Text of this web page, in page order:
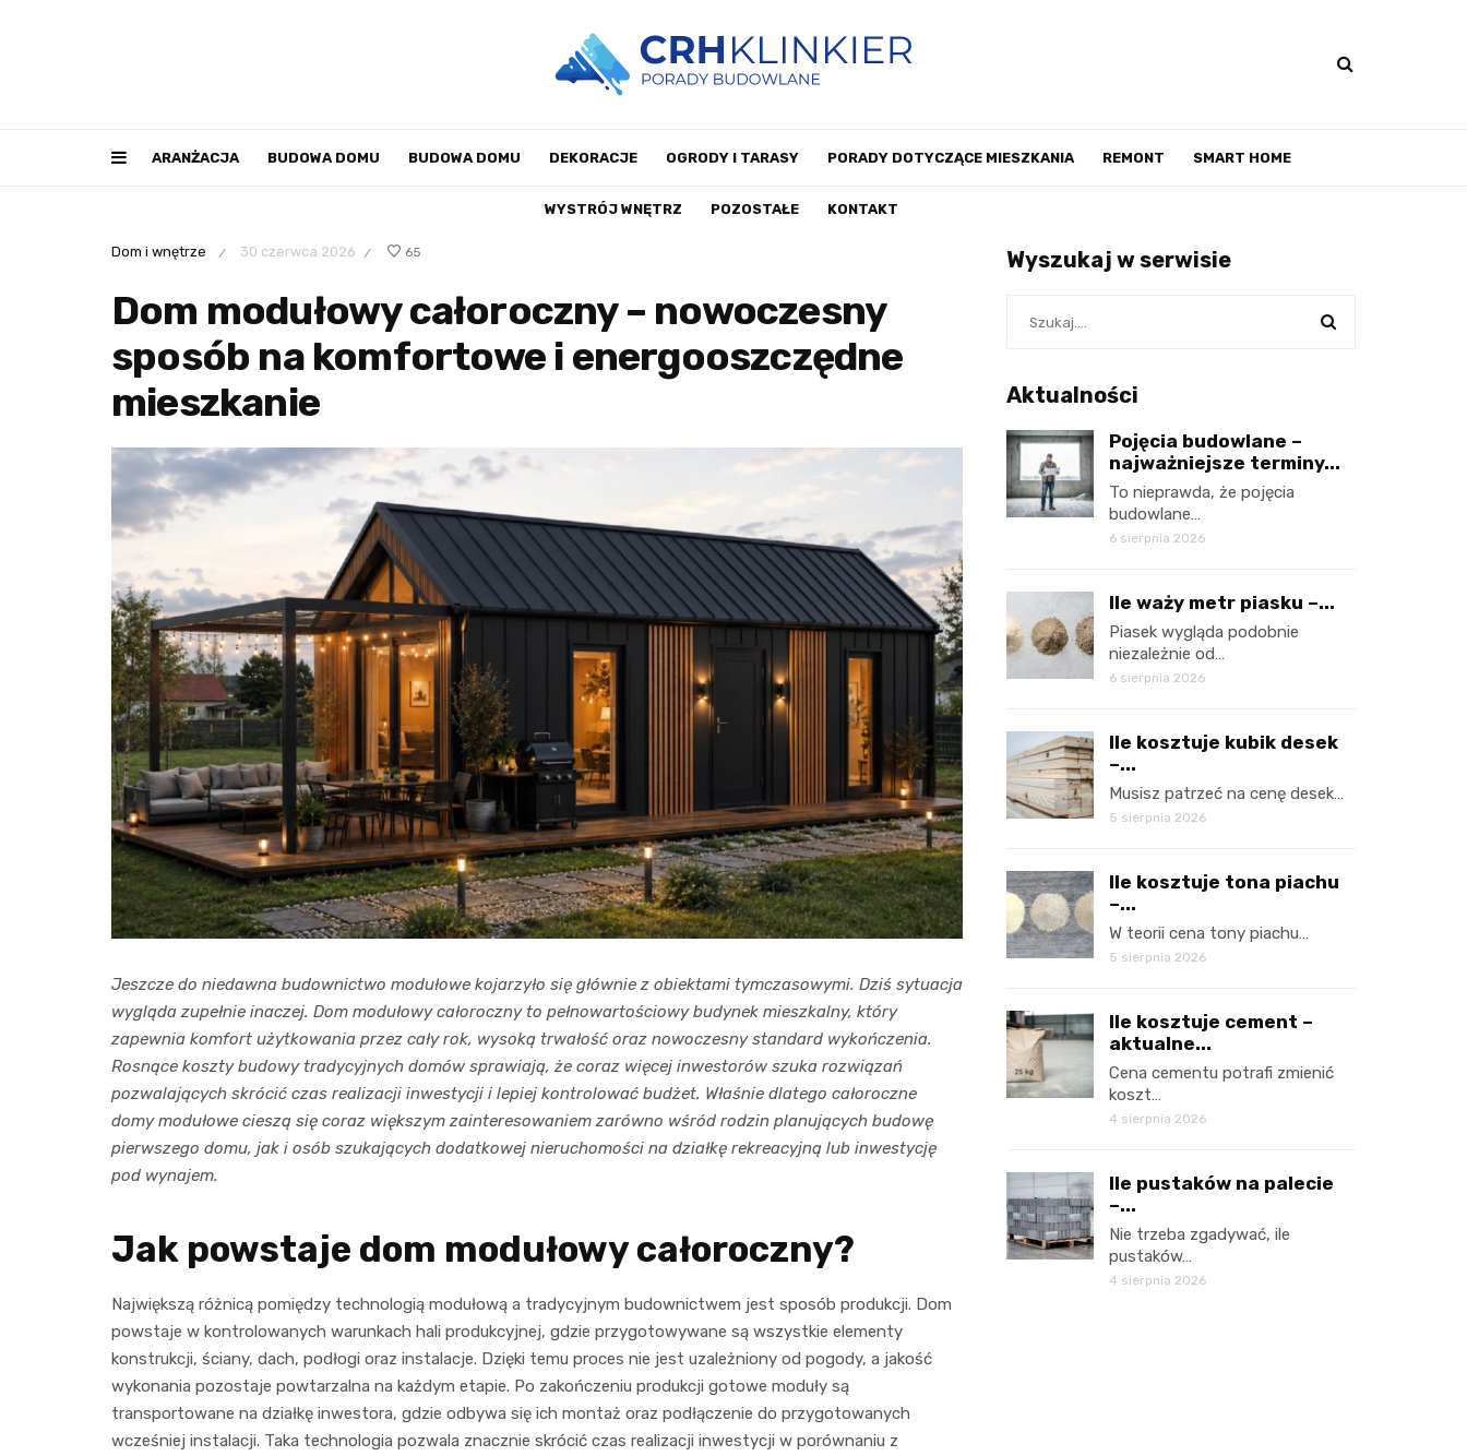
ARANŻACJA BUDOWA DOMU BUDOWA DOMU DEKORACJE OGRODY I TARASY PORADY DOTYCZĄCE MIESZKANIA REMONT SMART HOME
WYSTRÓJ WNĘTRZ POZOSTAŁE KONTAKT
Dom i wnętrze / 30 czerwca 2026 / 65
Dom modułowy całoroczny – nowoczesny
sposób na komfortowe i energooszczędne
mieszkanie
Jeszcze do niedawna budownictwo modułowe kojarzyło się głównie z obiektami tymczasowymi. Dziś sytuacja
wygląda zupełnie inaczej. Dom modułowy całoroczny to pełnowartościowy budynek mieszkalny, który
zapewnia komfort użytkowania przez cały rok, wysoką trwałość oraz nowoczesny standard wykończenia.
Rosnące koszty budowy tradycyjnych domów sprawiają, że coraz więcej inwestorów szuka rozwiązań
pozwalających skrócić czas realizacji inwestycji i lepiej kontrolować budżet. Właśnie dlatego całoroczne
domy modułowe cieszą się coraz większym zainteresowaniem zarówno wśród rodzin planujących budowę
pierwszego domu, jak i osób szukających dodatkowej nieruchomości na działkę rekreacyjną lub inwestycję
pod wynajem.
Jak powstaje dom modułowy całoroczny?
Największą różnicą pomiędzy technologią modułową a tradycyjnym budownictwem jest sposób produkcji. Dom
powstaje w kontrolowanych warunkach hali produkcyjnej, gdzie przygotowywane są wszystkie elementy
konstrukcji, ściany, dach, podłogi oraz instalacje. Dzięki temu proces nie jest uzależniony od pogody, a jakość
wykonania pozostaje powtarzalna na każdym etapie. Po zakończeniu produkcji gotowe moduły są
transportowane na działkę inwestora, gdzie odbywa się ich montaż oraz podłączenie do przygotowanych
wcześniej instalacji. Taka technologia pozwala znacznie skrócić czas realizacji inwestycji w porównaniu z
Wyszukaj w serwisie
Aktualności
Pojęcia budowlane –
najważniejsze terminy...
To nieprawda, że pojęcia
budowlane…
6 sierpnia 2026
Ile waży metr piasku –...
Piasek wygląda podobnie
niezależnie od…
6 sierpnia 2026
Ile kosztuje kubik desek
–...
Musisz patrzeć na cenę desek…
5 sierpnia 2026
Ile kosztuje tona piachu
–...
W teorii cena tony piachu…
5 sierpnia 2026
Ile kosztuje cement –
aktualne...
Cena cementu potrafi zmienić
koszt…
4 sierpnia 2026
Ile pustaków na palecie
–...
Nie trzeba zgadywać, ile
pustaków…
4 sierpnia 2026